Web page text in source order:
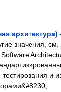
архитектура)
значения, см.
тестирования и
…